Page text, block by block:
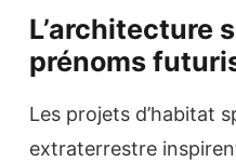
L’architecture
prénoms
Les projets d’habitat
extraterrestre